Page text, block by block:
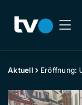
Aktuell Eröffnung: